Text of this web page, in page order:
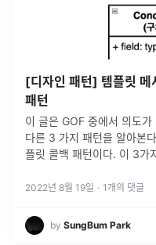
[디자인 패턴] 템플릿 메
패턴
이 글은 GOF 중에서 의도
다른 3 가지 패턴을 알아본
플릿 콜백 패턴이다. 이 3가
의 다...
2022년 8월 19일 · 1 개의 댓글
by SungBum Park